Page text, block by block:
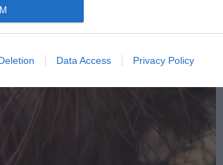
Data Access Privacy Policy